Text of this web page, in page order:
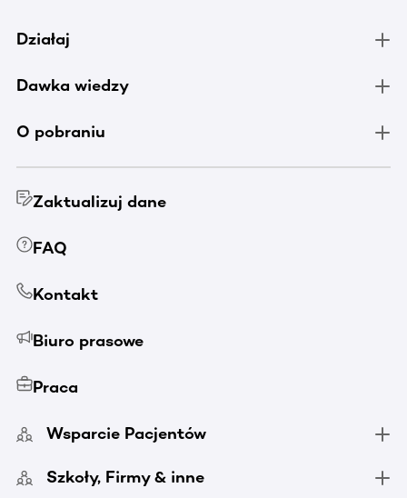
Działaj
Dawka wiedzy
O pobraniu
Zaktualizuj dane
FAQ
Kontakt
Biuro prasowe
Praca
Wsparcie Pacjentów
Szkoły, Firmy & inne